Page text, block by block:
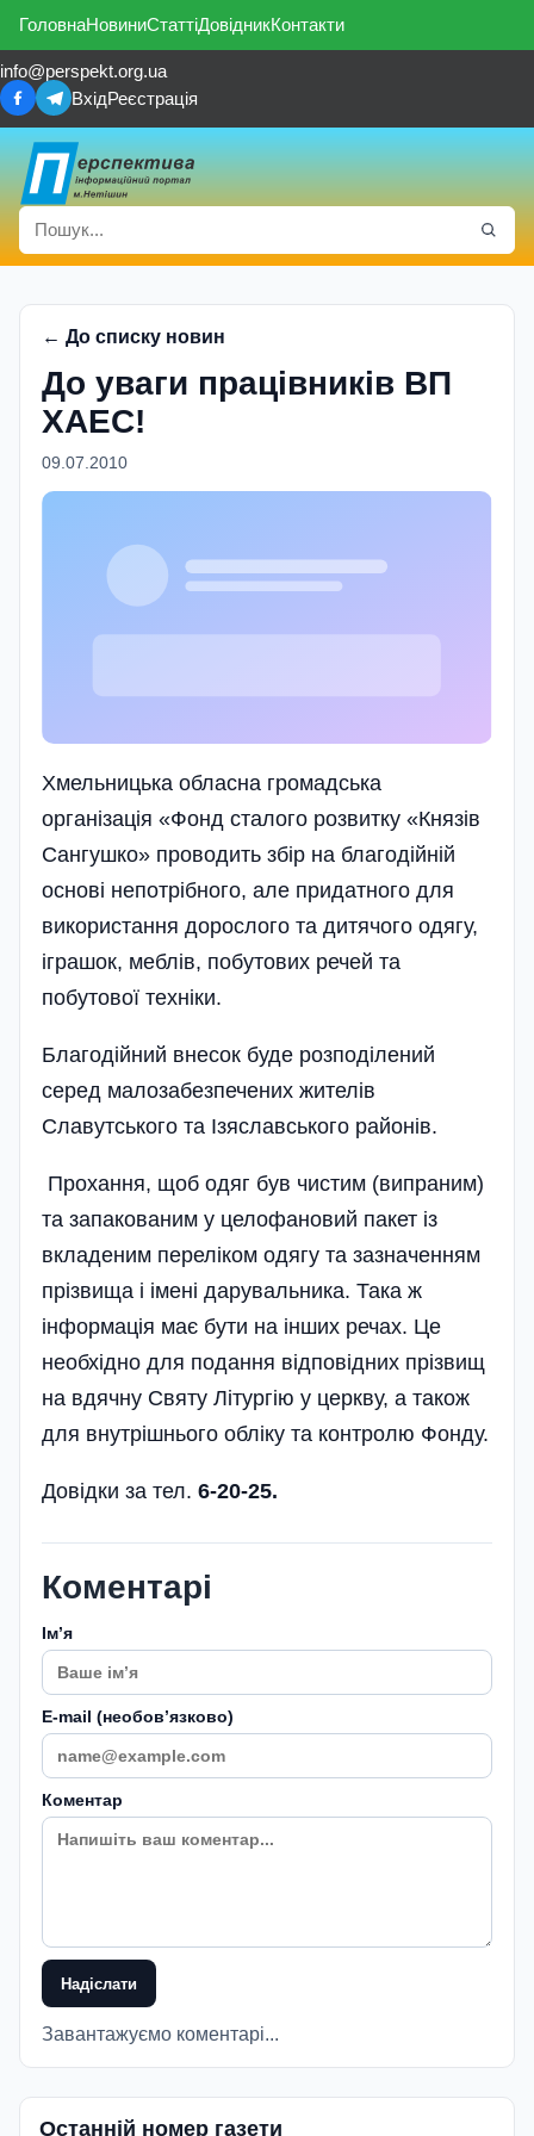
ГоловнаНовиниСтаттіДовідникКонтакти
info@perspekt.org.ua
ВхідРеєстрація
← До списку новин
До уваги працівників ВП
ХАЕС!
09.07.2010
Хмельницька обласна громадська
організація «Фонд сталого розвитку «Князів
Сангушко» проводить збір на благодійній
основі непотрібного, але придатного для
використання дорослого та дитячого одягу,
іграшок, меблів, побутових речей та
побутової техніки.
Благодійний внесок буде розподілений
серед малозабезпечених жителів
Славутського та Ізяславського районів.
Прохання, щоб одяг був чистим (випраним)
та запакованим у целофановий пакет із
вкладеним переліком одягу та зазначенням
прізвища і імені дарувальника. Така ж
інформація має бути на інших речах. Це
необхідно для подання від­повідних прізвищ
на вдячну Святу Літургію у церкву, а також
для внутрішнього обліку та контролю Фонду.
Довідки за тел. 6-20-25.
Коментарі
Імʼя
E-mail (необовʼязково)
Коментар
Надіслати
Завантажуємо коментарі...
Останній номер газети